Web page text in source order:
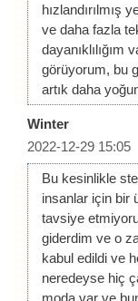
hızlandırılmış
ve daha fazla
dayanıklılığım
görüyorum, bu
artık daha
Winter
2022-12-29 15:05
Bu kesinlikle
insanlar için bir
tavsiye
giderdim ve o
kabul edildi ve
neredeyse hiç
moda var ve